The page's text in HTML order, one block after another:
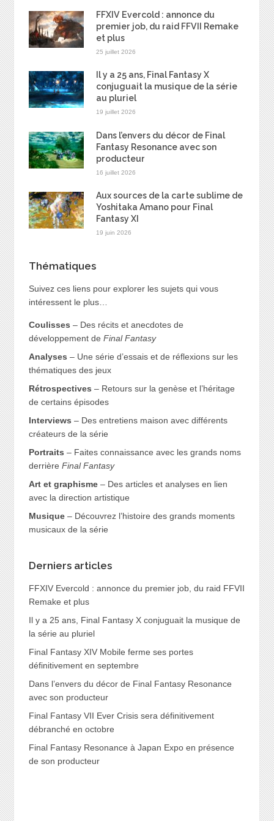
FFXIV Evercold : annonce du
premier job, du raid FFVII Remake
et plus
25 juillet 2026
Il y a 25 ans, Final Fantasy X
conjuguait la musique de la série
au pluriel
19 juillet 2026
Dans l’envers du décor de Final
Fantasy Resonance avec son
producteur
16 juillet 2026
Aux sources de la carte sublime de
Yoshitaka Amano pour Final
Fantasy XI
19 juin 2026
Thématiques
Suivez ces liens pour explorer les sujets qui vous
intéressent le plus…
Coulisses – Des récits et anecdotes de
développement de Final Fantasy
Analyses – Une série d’essais et de réflexions sur les
thématiques des jeux
Rétrospectives – Retours sur la genèse et l’héritage
de certains épisodes
Interviews – Des entretiens maison avec différents
créateurs de la série
Portraits – Faites connaissance avec les grands noms
derrière Final Fantasy
Art et graphisme– Des articles et analyses en lien
avec la direction artistique
Musique– Découvrez l’histoire des grands moments
musicaux de la série
Derniers articles
FFXIV Evercold : annonce du premier job, du raid FFVII
Remake et plus
Il y a 25 ans, Final Fantasy X conjuguait la musique de
la série au pluriel
Final Fantasy XIV Mobile ferme ses portes
définitivement en septembre
Dans l’envers du décor de Final Fantasy Resonance
avec son producteur
Final Fantasy VII Ever Crisis sera définitivement
débranché en octobre
Final Fantasy Resonance à Japan Expo en présence
de son producteur